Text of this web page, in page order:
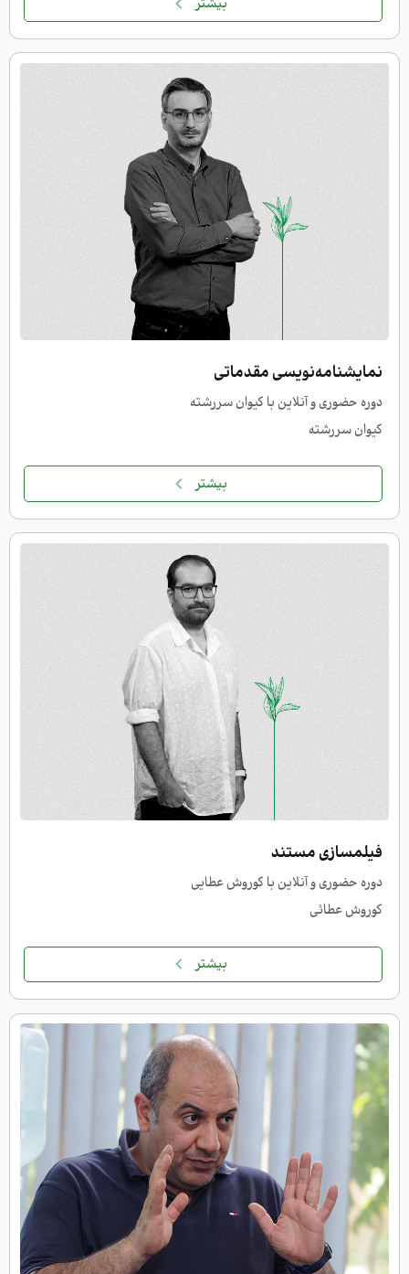
نمایشنامه‌نویسی مقدماتی
دوره حضوری و آنلاین با کیوان سررشته
کیوان سررشته
بیشتر
فیلمسازی مستند
دوره حضوری و آنلاین با کوروش عطایی
کوروش عطائی
بیشتر